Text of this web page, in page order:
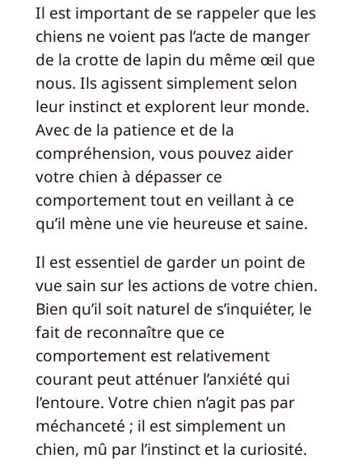
Il est important de se rappeler que les
chiens ne voient pas l’acte de manger
de la crotte de lapin du même œil que
nous. Ils agissent simplement selon
leur instinct et explorent leur monde.
Avec de la patience et de la
compréhension, vous pouvez aider
votre chien à dépasser ce
comportement tout en veillant à ce
qu’il mène une vie heureuse et saine.
Il est essentiel de garder un point de
vue sain sur les actions de votre chien.
Bien qu’il soit naturel de s’inquiéter, le
fait de reconnaître que ce
comportement est relativement
courant peut atténuer l’anxiété qui
l’entoure. Votre chien n’agit pas par
méchanceté ; il est simplement un
chien, mû par l’instinct et la curiosité.